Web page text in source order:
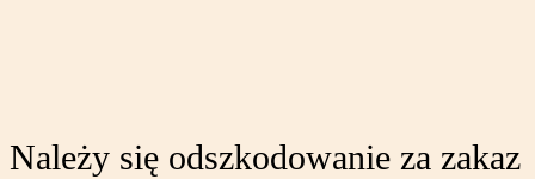
Należy się odszkodowanie za zakaz